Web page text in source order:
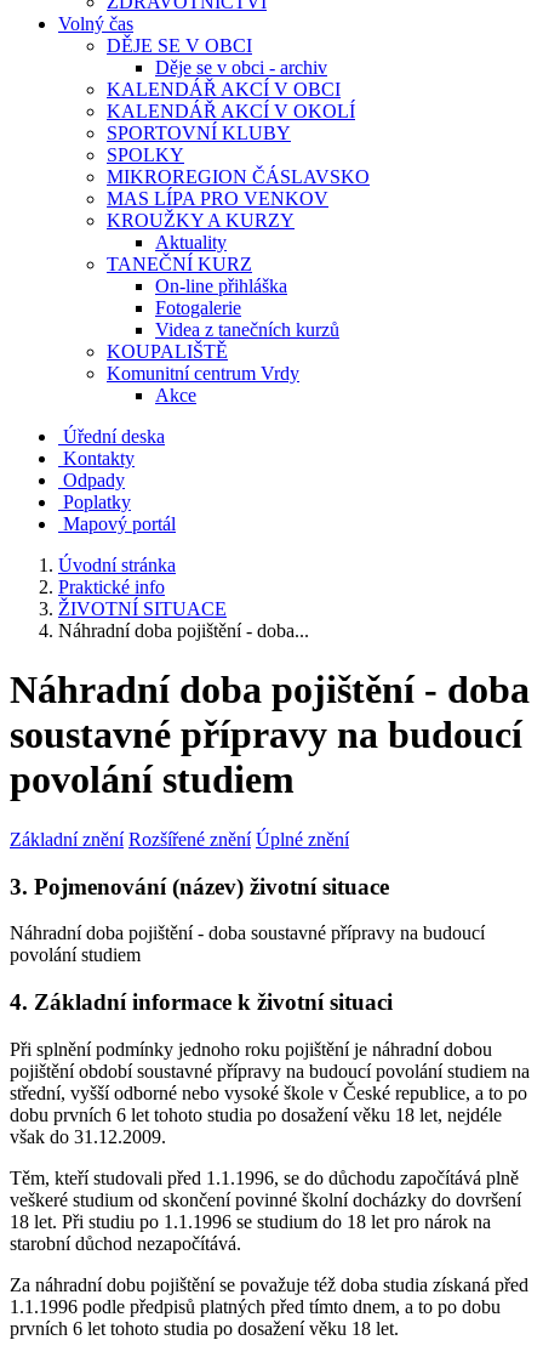
Volný čas
DĚJE SE V OBCI
Děje se v obci - archiv
KALENDÁŘ AKCÍ V OBCI
KALENDÁŘ AKCÍ V OKOLÍ
SPORTOVNÍ KLUBY
SPOLKY
MIKROREGION ČÁSLAVSKO
MAS LÍPA PRO VENKOV
KROUŽKY A KURZY
Aktuality
TANEČNÍ KURZ
On-line přihláška
Fotogalerie
Videa z tanečních kurzů
KOUPALIŠTĚ
Komunitní centrum Vrdy
Akce
Úřední deska
Kontakty
Odpady
Poplatky
Mapový portál
Úvodní stránka
Praktické info
ŽIVOTNÍ SITUACE
Náhradní doba pojištění - doba...
Náhradní doba pojištění - doba
soustavné přípravy na budoucí
povolání studiem
Základní znění Rozšířené znění Úplné znění
3. Pojmenování (název) životní situace
Náhradní doba pojištění - doba soustavné přípravy na budoucí
povolání studiem
4. Základní informace k životní situaci
Při splnění podmínky jednoho roku pojištění je náhradní dobou
pojištění období soustavné přípravy na budoucí povolání studiem na
střední, vyšší odborné nebo vysoké škole v České republice, a to po
dobu prvních 6 let tohoto studia po dosažení věku 18 let, nejdéle
však do 31.12.2009.
Těm, kteří studovali před 1.1.1996, se do důchodu započítává plně
veškeré studium od skončení povinné školní docházky do dovršení
18 let. Při studiu po 1.1.1996 se studium do 18 let pro nárok na
starobní důchod nezapočítává.
Za náhradní dobu pojištění se považuje též doba studia získaná před
1.1.1996 podle předpisů platných před tímto dnem, a to po dobu
prvních 6 let tohoto studia po dosažení věku 18 let.